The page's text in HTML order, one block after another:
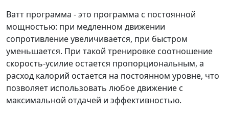
Ватт программа - это программа с постоянной
мощностью: при медленном движении
сопротивление увеличивается, при быстром
уменьшается. При такой тренировке соотношение
скорость-усилие остается пропорциональным, а
расход калорий остается на постоянном уровне, что
позволяет использовать любое движение с
максимальной отдачей и эффективностью.